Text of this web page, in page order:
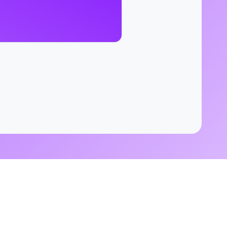
wij u naar de